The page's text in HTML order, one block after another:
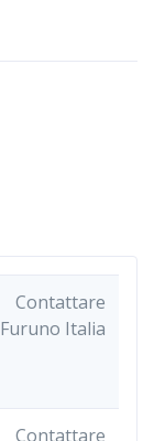
Contattare
Furuno Italia
Contattare